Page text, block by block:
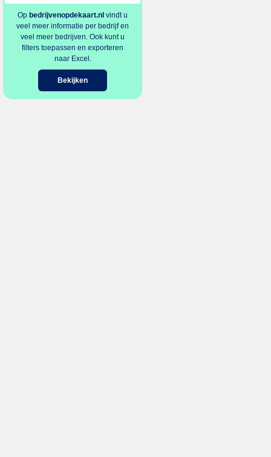
Op bedrijvenopdekaart.nl vindt u
veel meer informatie per bedrijf en
veel meer bedrijven. Ook kunt u
filters toepassen en exporteren
naar Excel.
Bekijken